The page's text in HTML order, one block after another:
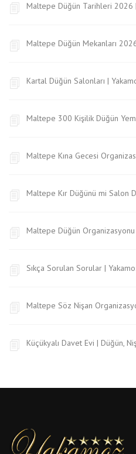
Maltepe Düğün Tarihleri 2026
Maltepe Düğün Mekanları
Kartal Düğün Salonları |
Maltepe 300 Kişilik Düğün
Maltepe Kına Gecesi
Maltepe Kır Düğünü mi Salon
Maltepe Düğün
Sıkça Sorulan Sorular |
Maltepe Söz Nişan
Küçükyalı Davet Evi | Düğün,